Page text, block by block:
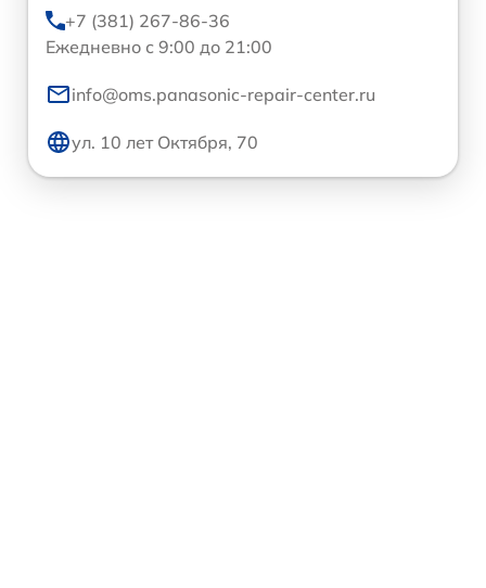
+7 (381) 267-86-36
Ежедневно с 9:00 до 21:00
info@oms.panasonic-repair-center.ru
ул. 10 лет Октября, 70